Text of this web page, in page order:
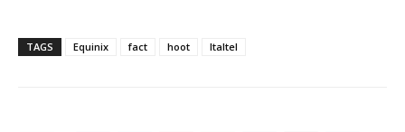
TAGS Equinix fact hoot Italtel